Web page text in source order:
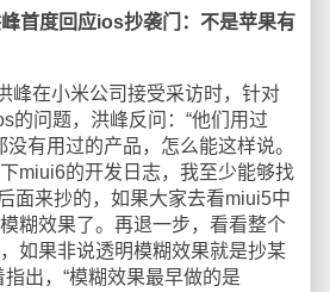
首度回应ios抄袭门：不是苹果有
在小米公司接受采访时，针对
的问题，洪峰反问：“他们用过
有用过的产品，怎么能这样说。
miui6的开发日志，我至少能够找
面来抄的，如果大家去看miui5中
糊效果了。再退一步，看看整个
如果非说透明模糊效果就是抄某
出，“模糊效果最早做的是